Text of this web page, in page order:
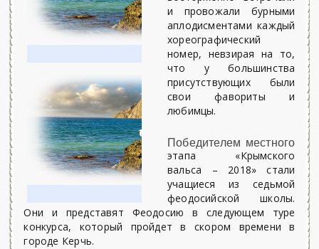
и провожали бурными
аплодисментами каждый
хореографический
номер, невзирая на то,
что у большинства
присутствующих были
свои фавориты и
любимцы.
Победителем местного
этапа «Крымского
вальса – 2018» стали
учащиеся из седьмой
феодосийской школы.
Они и представят Феодосию в следующем туре
конкурса, который пройдет в скором времени в
городе Керчь.